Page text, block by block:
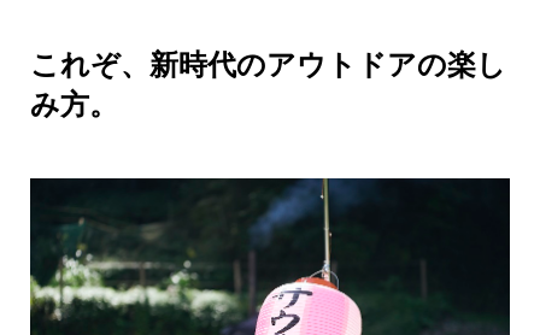
これぞ、新時代のアウトドアの楽し
み方。